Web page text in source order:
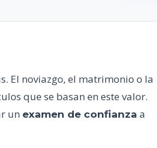
El noviazgo, el matrimonio o la
que se basan en este valor.
un examen de confianza a